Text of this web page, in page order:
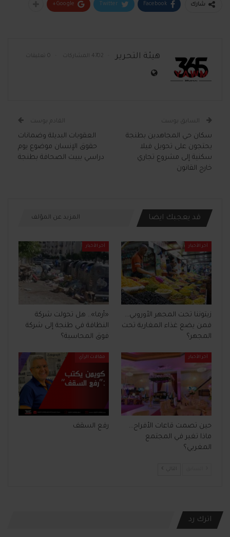
شارك Facebook
Twitter
Google+
هيئة التحرير 4702 المشاركات 0 تعليقات
السابق بوست
سكان حي المجاهدين بطنجة
يحتجون على تحويل فيلا
سكنية إلى مشروع تجاري
خارج القانون
القادم بوست
العقوبات البديلة وضمانات
حقوق الإنسان موضوع يوم
دراسي ببيت الصحافة بطنجة
قد يعجبك ايضا المزيد عن المؤلف
آخر الأخبار
زيتوننا تحت المجهر الأوروبي…
فمن يضع غذاء المغاربة تحت
المجهر؟
آخر الأخبار
«أرما».. هل تحولت شركة
النظافة في طنجة إلى شركة
فوق المحاسبة؟
آخر الأخبار
حين تصمت قاعات الأفراح…
ماذا تغير في المجتمع
المغربي؟
مقالات الرأي
رفع السقف
التالي
اترك رد